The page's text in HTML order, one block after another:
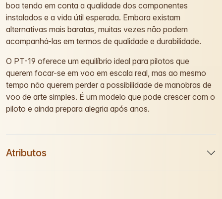
boa tendo em conta a qualidade dos componentes
instalados e a vida útil esperada. Embora existam
alternativas mais baratas, muitas vezes não podem
acompanhá-las em termos de qualidade e durabilidade.
O PT-19 oferece um equilíbrio ideal para pilotos que
querem focar-se em voo em escala real, mas ao mesmo
tempo não querem perder a possibilidade de manobras de
voo de arte simples. É um modelo que pode crescer com o
piloto e ainda prepara alegria após anos.
Atributos